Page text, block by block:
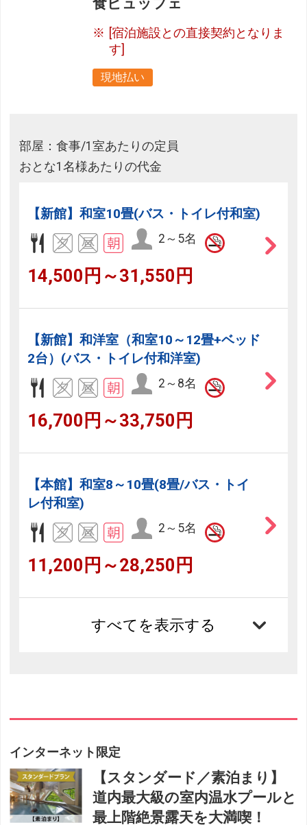
[宿泊施設との直接契約となりま
す]
現地払い
部屋：食事/1室あたりの定員
おとな1名様あたりの代金
【新館】和室10畳(バス・トイレ付和室)
2～5名
14,500円～31,550円
【新館】和洋室（和室10～12畳+ベッド
2台）(バス・トイレ付和洋室)
2～8名
16,700円～33,750円
【本館】和室8～10畳(8畳/バス・トイ
レ付和室)
2～5名
11,200円～28,250円
すべてを表示する
インターネット限定
【スタンダード／素泊まり】
道内最大級の室内温水プールと
最上階絶景露天を大満喫！